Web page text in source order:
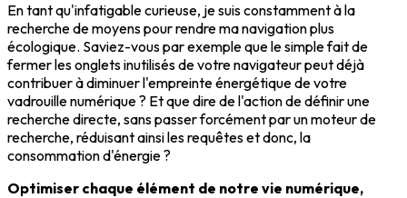
En tant qu'infatigable curieuse, je suis constamment à la
recherche de moyens pour rendre ma navigation plus
écologique. Saviez-vous par exemple que le simple fait de
fermer les onglets inutilisés de votre navigateur peut déjà
contribuer à diminuer l'empreinte énergétique de votre
vadrouille numérique ? Et que dire de l'action de définir une
recherche directe, sans passer forcément par un moteur de
recherche, réduisant ainsi les requêtes et donc, la
consommation d'énergie ?
Optimiser chaque élément de notre vie numérique,